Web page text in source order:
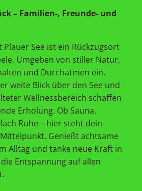
– Familien-, Freunde- und
Plauer See ist ein Rückzugsort
Umgeben von stiller Natur,
und Durchatmen ein.
weite Blick über den See und
Wellnessbereich schaffen
Erholung. Ob Sauna,
Ruhe – hier steht dein
Genießt achtsame
Alltag und tanke neue Kraft in
Entspannung auf allen